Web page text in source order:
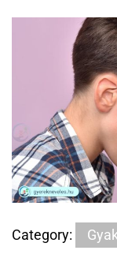
Category: